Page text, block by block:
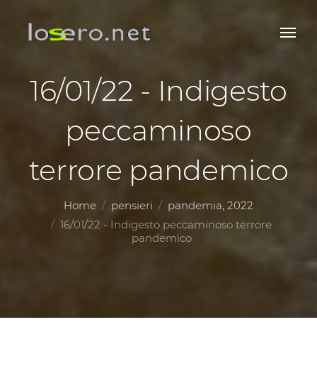
16/01/22 - Indigesto
peccaminoso
terrore pandemico
Home pensieri
pandemia, 2022
16/01/22 - Indigesto peccaminoso terrore
pandemico